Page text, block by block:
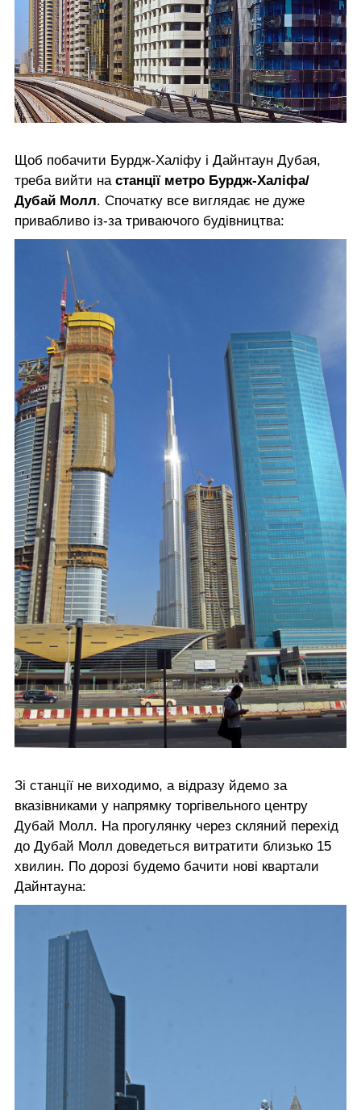
Щоб побачити Бурдж-Халіфу і Дайнтаун Дубая,
треба вийти на станції метро Бурдж-Халіфа/
Дубай Молл. Спочатку все виглядає не дуже
привабливо із-за триваючого будівництва:
Зі станції не виходимо, а відразу йдемо за
вказівниками у напрямку торгівельного центру
Дубай Молл. На прогулянку через скляний перехід
до Дубай Молл доведеться витратити близько 15
хвилин. По дорозі будемо бачити нові квартали
Дайнтауна: